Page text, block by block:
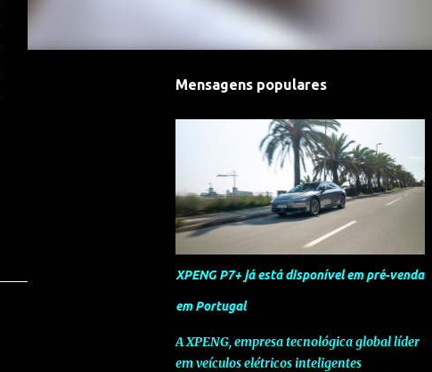
Mensagens populares
XPENG P7+ já está disponível em pré-venda
em Portugal
A XPENG, empresa tecnológica global líder
em veículos elétricos inteligentes